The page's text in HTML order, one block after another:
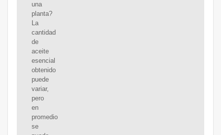
una
planta?
La
cantidad
de
aceite
esencial
obtenido
puede
variar,
pero
en
promedio
se